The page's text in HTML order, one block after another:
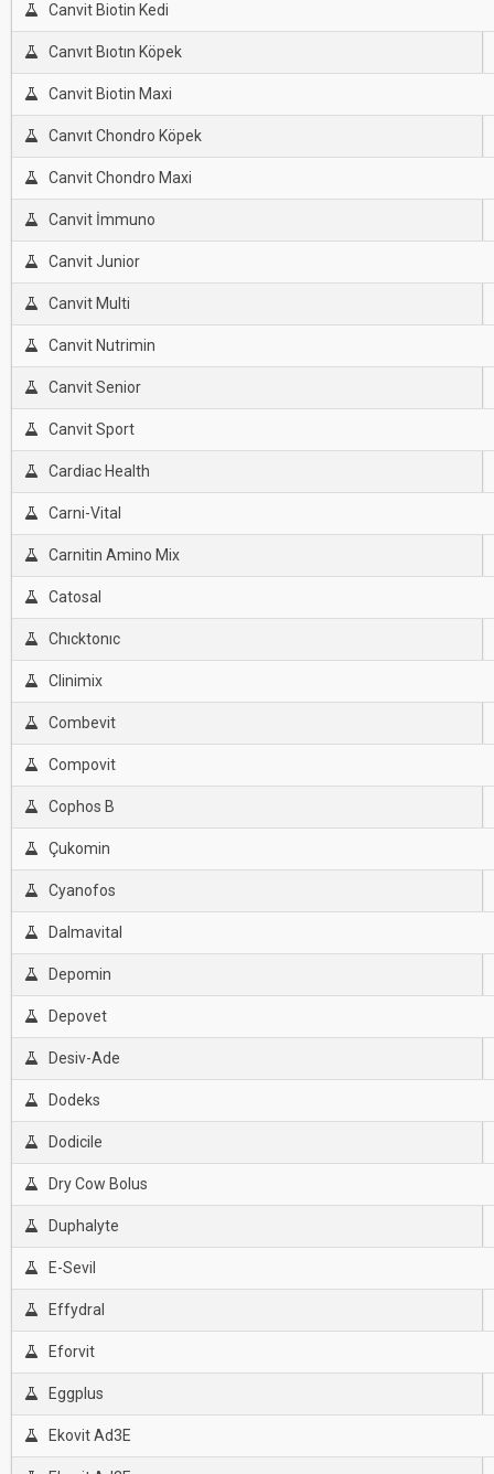
Canvit Biotin Kedi
Canvıt Bıotın Köpek
Canvit Biotin Maxi
Canvıt Chondro Köpek
Canvit Chondro Maxi
Canvit İmmuno
Canvit Junior
Canvit Multi
Canvit Nutrimin
Canvit Senior
Canvit Sport
Cardiac Health
Carni-Vital
Carnitin Amino Mix
Catosal
Chıcktonıc
Clinimix
Combevit
Compovit
Cophos B
Çukomin
Cyanofos
Dalmavital
Depomin
Depovet
Desiv-Ade
Dodeks
Dodicile
Dry Cow Bolus
Duphalyte
E-Sevil
Effydral
Eforvit
Eggplus
Ekovit Ad3E